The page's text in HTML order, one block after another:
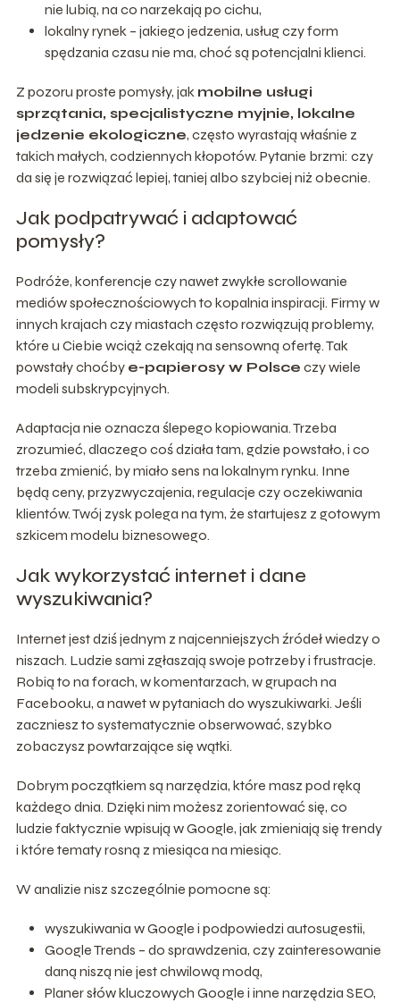
nie lubią, na co narzekają po cichu,
lokalny rynek – jakiego jedzenia, usług czy form
spędzania czasu nie ma, choć są potencjalni klienci.
Z pozoru proste pomysły, jak mobilne usługi
sprzątania, specjalistyczne myjnie, lokalne
jedzenie ekologiczne, często wyrastają właśnie z
takich małych, codziennych kłopotów. Pytanie brzmi: czy
da się je rozwiązać lepiej, taniej albo szybciej niż obecnie.
Jak podpatrywać i adaptować
pomysły?
Podróże, konferencje czy nawet zwykłe scrollowanie
mediów społecznościowych to kopalnia inspiracji. Firmy w
innych krajach czy miastach często rozwiązują problemy,
które u Ciebie wciąż czekają na sensowną ofertę. Tak
powstały choćby e-papierosy w Polsce czy wiele
modeli subskrypcyjnych.
Adaptacja nie oznacza ślepego kopiowania. Trzeba
zrozumieć, dlaczego coś działa tam, gdzie powstało, i co
trzeba zmienić, by miało sens na lokalnym rynku. Inne
będą ceny, przyzwyczajenia, regulacje czy oczekiwania
klientów. Twój zysk polega na tym, że startujesz z gotowym
szkicem modelu biznesowego.
Jak wykorzystać internet i dane
wyszukiwania?
Internet jest dziś jednym z najcenniejszych źródeł wiedzy o
niszach. Ludzie sami zgłaszają swoje potrzeby i frustracje.
Robią to na forach, w komentarzach, w grupach na
Facebooku, a nawet w pytaniach do wyszukiwarki. Jeśli
zaczniesz to systematycznie obserwować, szybko
zobaczysz powtarzające się wątki.
Dobrym początkiem są narzędzia, które masz pod ręką
każdego dnia. Dzięki nim możesz zorientować się, co
ludzie faktycznie wpisują w Google, jak zmieniają się trendy
i które tematy rosną z miesiąca na miesiąc.
W analizie nisz szczególnie pomocne są:
wyszukiwania w Google i podpowiedzi autosugestii,
Google Trends – do sprawdzenia, czy zainteresowanie
daną niszą nie jest chwilową modą,
Planer słów kluczowych Google i inne narzędzia SEO,